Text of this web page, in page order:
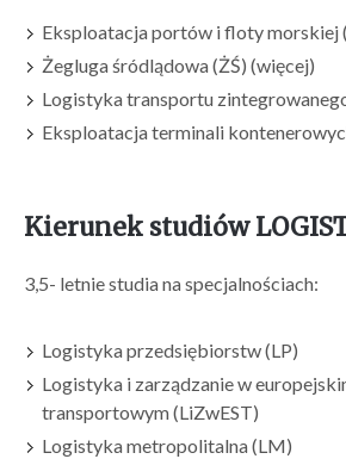
Eksploatacja portów i floty morskiej
Żegluga śródlądowa (ŻŚ) (więcej)
Logistyka transportu
Eksploatacja terminali
Kierunek studiów
3,5- letnie studia na specjalnościach:
Logistyka przedsiębiorstw (LP)
Logistyka i zarządzanie w
transportowym (LiZwEST)
Logistyka metropolitalna (LM)